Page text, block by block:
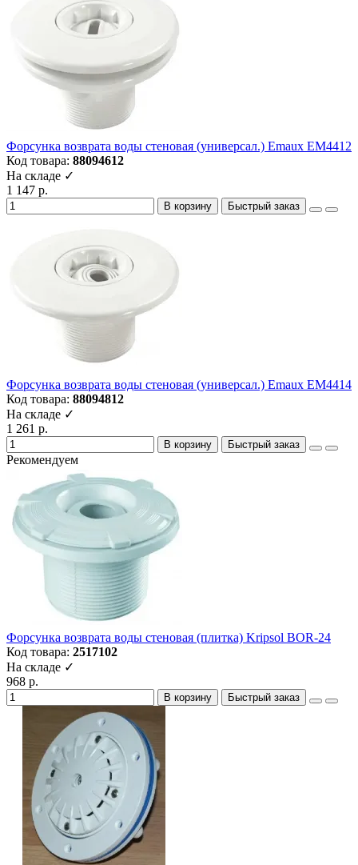
Форсунка возврата воды стеновая (универсал.) Emaux EM4412
Код товара: 88094612
На складе ✓
1 147 р.
В корзину Быстрый заказ
Форсунка возврата воды стеновая (универсал.) Emaux EM4414
Код товара: 88094812
На складе ✓
1 261 р.
В корзину Быстрый заказ
Рекомендуем
Форсунка возврата воды стеновая (плитка) Kripsol BOR-24
Код товара: 2517102
На складе ✓
968 р.
В корзину Быстрый заказ